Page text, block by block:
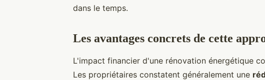
dans le temps.
Les avantages concrets de cette
L'impact financier d'une rénovation énergétique
Les propriétaires constatent généralement une